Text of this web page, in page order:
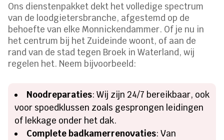
Ons dienstenpakket dekt het volledige spectrum
van de loodgietersbranche, afgestemd op de
behoefte van elke Monnickendammer. Of je nu in
het centrum bij het Zuideinde woont, of aan de
rand van de stad tegen Broek in Waterland, wij
regelen het. Neem bijvoorbeeld:
Noodreparaties: Wij zijn 24/7 bereikbaar, ook
voor spoedklussen zoals gesprongen leidingen
of lekkage onder het dak.
Complete badkamerrenovaties: Van